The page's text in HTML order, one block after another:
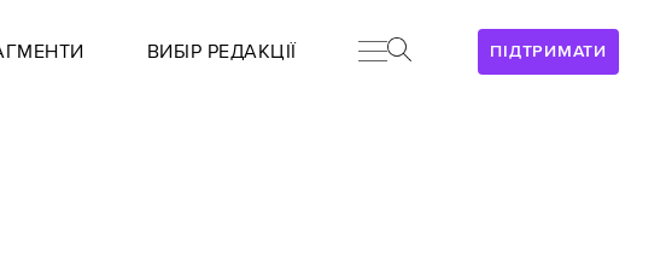
ПІДТРИМАТИ
ВИБІР РЕДАКЦІЇ